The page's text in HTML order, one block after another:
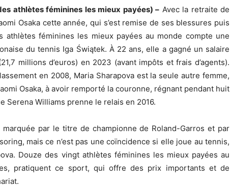
athlètes féminines les mieux payées) – Avec la retraite de
Osaka cette année, qui s’est remise de ses blessures puis
athlètes féminines les mieux payées au monde compte une
du tennis Iga Świątek. À 22 ans, elle a gagné un salaire
millions d’euros) en 2023 (avant impôts et frais d’agents).
en 2008, Maria Sharapova est la seule autre femme,
Osaka, à avoir remporté la couronne, régnant pendant huit
Serena Williams prenne le relais en 2016.
marquée par le titre de championne de Roland-Garros et par
mais ce n’est pas une coïncidence si elle joue au tennis,
Douze des vingt athlètes féminines les mieux payées au
pratiquent ce sport, qui offre des prix importants et de